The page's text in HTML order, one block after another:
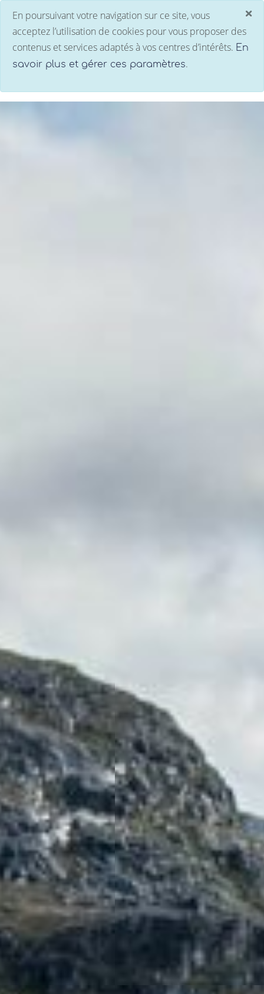
×
En poursuivant votre navigation sur ce site, vous
acceptez l’utilisation de cookies pour vous proposer des
contenus et services adaptés à vos centres d’intérêts. En
savoir plus et gérer ces paramètres.